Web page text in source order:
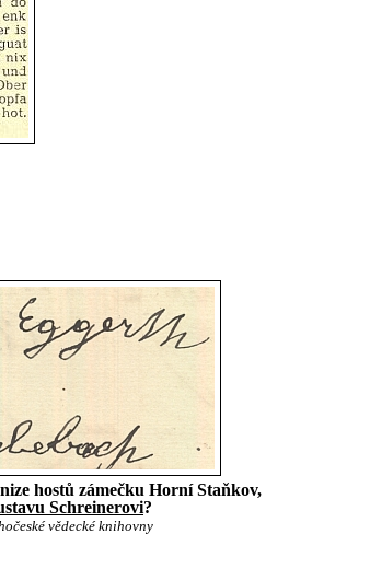
hostů zámečku Horní Staňkov,
Schreinerovi?
vědecké knihovny